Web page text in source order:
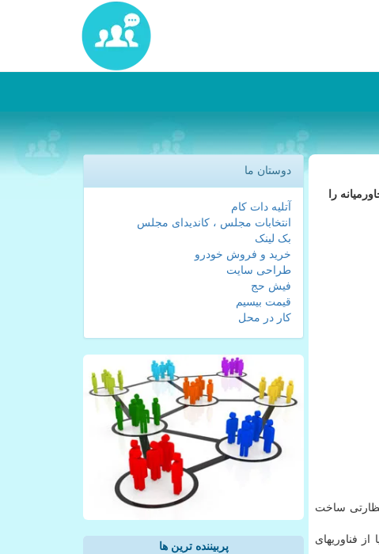
را
ساخت
فناوریهای
دوستان ما
آتلیه دات کام
انتخابات مجلس ، کاندیدای مجلس
بک لینک
خرید و فروش خودرو
طراحی سایت
فیش حج
قیمت بیسیم
کار در محل
پربیننده ترین ها